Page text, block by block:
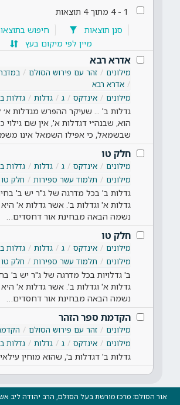
1
-
4 מתוך4 תוצאות
סנן תוצאות
חיפוש
מיין לפי מיקום בעץ
אדרא רבא
מילונים זהר עם פירוש הסולם
אדרא רבא
מילונים
אינדקס ג גדלות גדלות
גדלות ב' ... שעיקר ההפרש מגדלות א׳
הוא, שבנה״י דגדלות א', אין שם
שבשמאל, כי אפילו השמאל אינו
חלק טו
מילונים אינדקס ג גדלות
גדלות
מילונים
תלמוד עשר ספירות חלק טו
גדלות ב' בכל מדרגה של ג"ר יש ב'
גדלות א' וגדלות ב'. אשר גדלות א'
נשמה הבאה מבחינת אור דחסדים…
חלק טו
מילונים אינדקס ג גדלות
גדלות
מילונים
תלמוד עשר ספירות חלק טו
ב' גדלויות בכל מדרגה של ג"ר יש ב'
גדלות א' וגדלות ב'. אשר גדלות א'
נשמה הבאה מבחינת אור דחסדים…
הקדמת ספר הזהר
מילונים זהר עם פירוש הסולם
מילונים
אינדקס ג גדלות גדלות
גדלות ב' דגדלות ב', שהוא מוחין